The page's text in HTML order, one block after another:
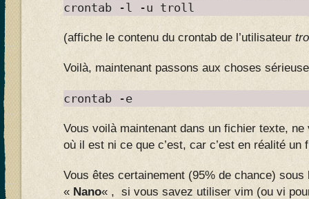
crontab -l -u troll
(affiche le contenu du crontab de l’utilisateur
Voilà, maintenant passons aux choses
crontab -e
Vous voilà maintenant dans un fichier texte,
où il est ni ce que c’est, car c’est en réalité un
Vous êtes certainement (95% de chance) sous
« Nano« , si vous savez utiliser vim (ou vi